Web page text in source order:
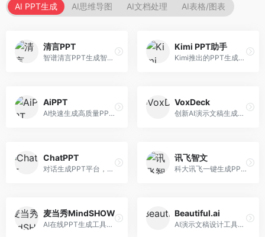
AI PPT生成 AI思维导图 AI文档处理 AI表格/图表
清言PPT
智谱清言PPT生成智能体，基于GLM大模型。面向智谱用户，支持对话生成PPT、内容优化等服务，与智谱生态深度整合。
Kimi PPT助手
Kimi推出的PPT生成智能体，整合长文本处理能力。面向职场人士和学生，支持文档解析、PPT生成、内容优化等服务，与Kimi生态深度整合。
AiPPT
AI快速生成高质量PPT平台，支持主题定制。面向职场人士和学生，提供一键生成、模板选择、内容优化等服务，PPT制作速度快，设计质量高。
VoxDeck
创新AI演示文稿生成工具，支持语音交互创作。面向职场人士，支持语音输入、PPT生成、内容优化等功能，语音创作体验便捷。
ChatPPT
对话生成PPT平台，支持自然语言交互创作。面向职场人士和教育工作者，通过对话方式完成PPT制作，交互体验友好，创作过程直观。
讯飞智文
科大讯飞一键生成PPT和Word工具，整合语音技术。面向职场人士，支持语音输入、文档生成、格式调整等功能，办公效率显著提升。
麦当秀MindSHOW
AI在线PPT生成工具，支持思维导图转PPT。面向职场人士，提供思维导图导入、PPT生成、模板选择等服务，思维导图转PPT效率高。
Beautiful.ai
AI演示文稿设计工具，专注于自动化设计排版。面向职场人士，提供智能排版、模板选择、设计优化等服务，设计美观度高。